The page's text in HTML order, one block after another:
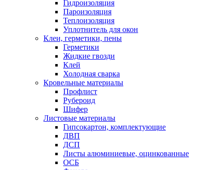
Гидроизоляция
Пароизоляция
Теплоизоляция
Уплотнитель для окон
Клеи, герметики, пены
Герметики
Жидкие гвозди
Клей
Холодная сварка
Кровельные материалы
Профлист
Рубероид
Шифер
Листовые материалы
Гипсокартон, комплектующие
ДВП
ДСП
Листы алюминиевые, оцинкованные
ОСБ